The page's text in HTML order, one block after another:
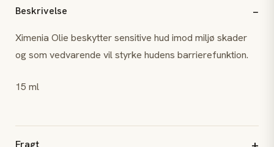
Beskrivelse
Ximenia Olie beskytter sensitive hud imod miljø skader
og som vedvarende vil styrke hudens barrierefunktion.
15 ml
Fragt